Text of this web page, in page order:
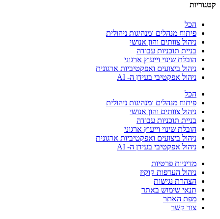
קטגוריות
הכל
פיתוח מנהלים ומנהיגות ניהולית
ניהול צוותים והון אנושי
בניית תוכניות עבודה
הובלת שינוי וייעוץ ארגוני
ניהול ביצועים ואפקטיביות ארגונית
ניהול אפקטיבי בעידן ה- AI
הכל
פיתוח מנהלים ומנהיגות ניהולית
ניהול צוותים והון אנושי
בניית תוכניות עבודה
הובלת שינוי וייעוץ ארגוני
ניהול ביצועים ואפקטיביות ארגונית
ניהול אפקטיבי בעידן ה- AI
מדיניות פרטיות
ניהול העדפות קוקיז
הצהרת נגישות
תנאי שימוש באתר
מפת האתר
צור קשר